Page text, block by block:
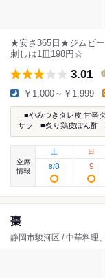
★安さ365日★ジムビー
刺しは1皿198円☆
3.01
￥1,000～￥1,999
...■やみつきタレ皮 甘
サラ ■炙り鶏皮ぽん酢
空席
情報
土
8/8
日
9
棗
静岡市駿河区 / 中華料理